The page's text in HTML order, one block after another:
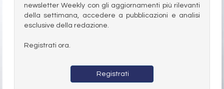
newsletter Weekly con gli aggiornamenti più rilevanti
della settimana, accedere a pubblicazioni e analisi
esclusive della redazione.
Registrati ora.
Registrati